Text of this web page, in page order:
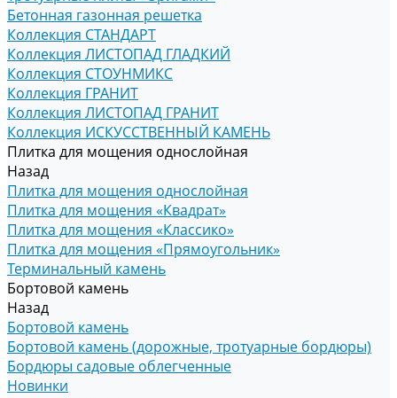
Бетонная газонная решетка
Коллекция СТАНДАРТ
Коллекция ЛИСТОПАД ГЛАДКИЙ
Коллекция СТОУНМИКС
Коллекция ГРАНИТ
Коллекция ЛИСТОПАД ГРАНИТ
Коллекция ИСКУССТВЕННЫЙ КАМЕНЬ
Плитка для мощения однослойная
Назад
Плитка для мощения однослойная
Плитка для мощения «Квадрат»
Плитка для мощения «Классико»
Плитка для мощения «Прямоугольник»
Терминальный камень
Бортовой камень
Назад
Бортовой камень
Бортовой камень (дорожные, тротуарные бордюры)
Бордюры садовые облегченные
Новинки